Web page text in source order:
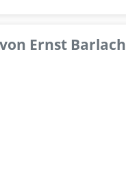
Ernst Barlach